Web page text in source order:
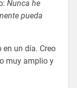
Nunca he
pueda
en un día. Creo
muy amplio y